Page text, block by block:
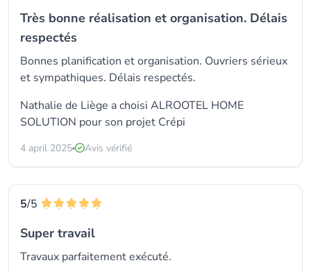
Très bonne réalisation et organisation. Délais
respectés
Bonnes planification et organisation. Ouvriers sérieux
et sympathiques. Délais respectés.
Nathalie de Liège a choisi ALROOTEL HOME
SOLUTION pour son projet Crépi
4 april 2025 Avis vérifié
5/5
Super travail
Travaux parfaitement exécuté.